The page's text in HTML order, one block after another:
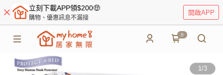
立刻下載APP領$200🤑
購物、優惠訊息不漏接
開啟APP
0
1/3